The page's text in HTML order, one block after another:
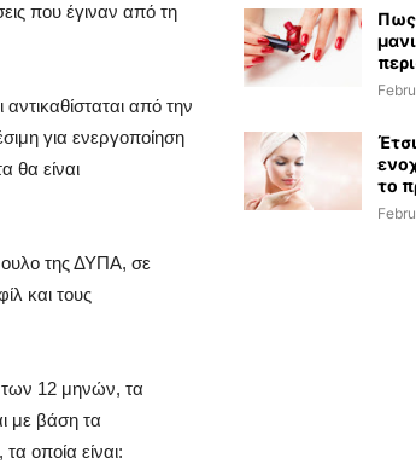
που έγιναν από τη
από την
για ενεργοποίηση
θα είναι
της ΔΥΠΑ, σε
και τους
των 12 μηνών, τα
με βάση τα
οποία είναι:
Πως
το